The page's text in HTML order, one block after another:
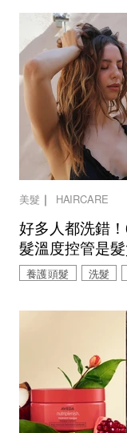
美髮 ｜ HAIRCARE
好多人都洗錯
髮溫度控管是
養護頭髮 洗髮